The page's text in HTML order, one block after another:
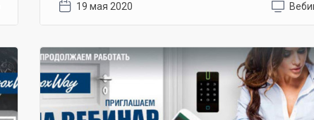
19 мая 2020